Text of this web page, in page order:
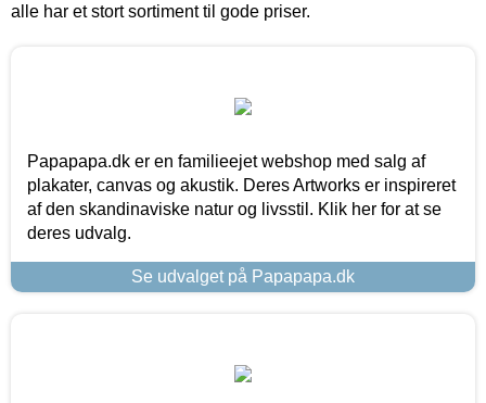
alle har et stort sortiment til gode priser.
Papapapa.dk er en familieejet webshop med salg af
plakater, canvas og akustik. Deres Artworks er inspireret
af den skandinaviske natur og livsstil. Klik her for at se
deres udvalg.
Se udvalget på Papapapa.dk